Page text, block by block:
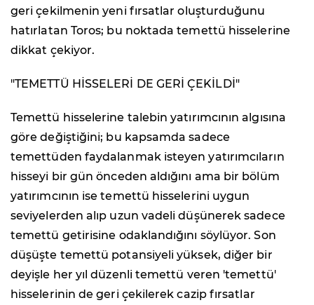
geri çekilmenin yeni fırsatlar oluşturduğunu
hatırlatan Toros; bu noktada temettü hisselerine
dikkat çekiyor.
"TEMETTÜ HİSSELERİ DE GERİ ÇEKİLDİ"
Temettü hisselerine talebin yatırımcının algısına
göre değiştiğini; bu kapsamda sadece
temettüden faydalanmak isteyen yatırımcıların
hisseyi bir gün önceden aldığını ama bir bölüm
yatırımcının ise temettü hisselerini uygun
seviyelerden alıp uzun vadeli düşünerek sadece
temettü getirisine odaklandığını söylüyor. Son
düşüşte temettü potansiyeli yüksek, diğer bir
deyişle her yıl düzenli temettü veren 'temettü'
hisselerinin de geri çekilerek cazip fırsatlar